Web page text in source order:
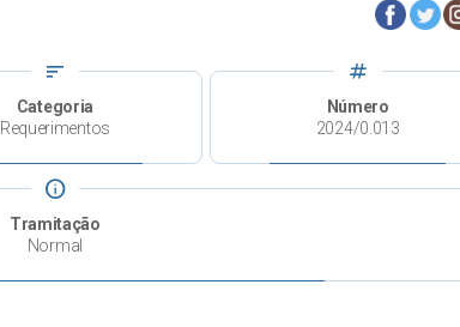
sort
Categoria
Requerimentos
tag
Número
2024/0.013
info
Tramitação
Normal